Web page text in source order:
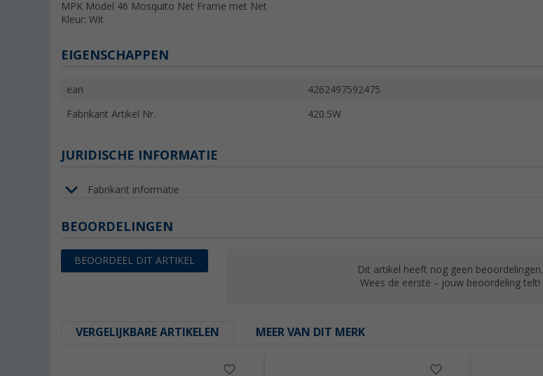
MPK Model 46 Mosquito Net Frame met Net
Kleur: Wit
EIGENSCHAPPEN
ean 4262497592475
Fabrikant Artikel Nr. 420.5W
JURIDISCHE INFORMATIE
Fabrikant informatie
BEOORDELINGEN
BEOORDEEL DIT ARTIKEL
Dit artikel heeft nog geen beoordelingen.
Wees de eerste – jouw beoordeling telt!
VERGELIJKBARE ARTIKELEN MEER VAN DIT MERK